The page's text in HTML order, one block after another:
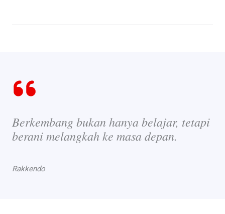
Berkembang bukan hanya belajar, tetapi
berani melangkah ke masa depan.
Rakkendo